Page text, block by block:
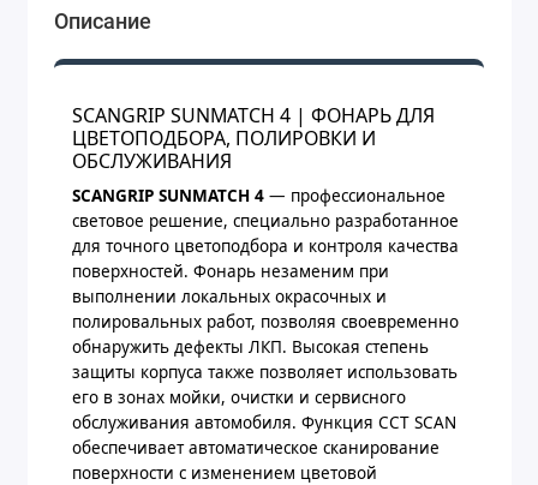
Описание
SCANGRIP SUNMATCH 4 | ФОНАРЬ ДЛЯ
ЦВЕТОПОДБОРА, ПОЛИРОВКИ И
ОБСЛУЖИВАНИЯ
SCANGRIP SUNMATCH 4 — профессиональное
световое решение, специально разработанное
для точного цветоподбора и контроля качества
поверхностей. Фонарь незаменим при
выполнении локальных окрасочных и
полировальных работ, позволяя своевременно
обнаружить дефекты ЛКП. Высокая степень
защиты корпуса также позволяет использовать
его в зонах мойки, очистки и сервисного
обслуживания автомобиля. Функция CCT SCAN
обеспечивает автоматическое сканирование
поверхности с изменением цветовой